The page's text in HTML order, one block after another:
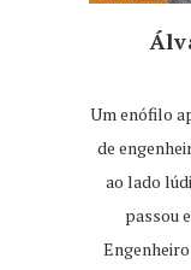
Um enófilo
de
ao lado
passou